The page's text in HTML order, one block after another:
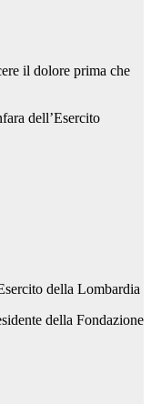
il dolore prima che
dell’Esercito
della Lombardia
della Fondazione